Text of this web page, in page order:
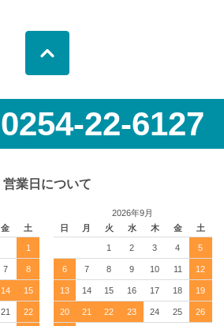
0254-22-6127
営業日について
金 土
1
7 8
14 15
21 22
2026年9月
日
月 火 水 木 金 土
1 2 3 4 5
6 7 8 9 10 11 12
13 14 15 16 17 18 19
20 21 22 23 24 25 26